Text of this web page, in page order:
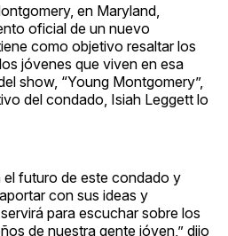
en Maryland,
oficial de un nuevo
como objetivo resaltar los
jóvenes que viven en esa
show, “Young Montgomery”,
del condado, Isiah Leggett lo
el futuro de este condado y
con sus ideas y
para escuchar sobre los
de nuestra gente jóven,” dijo